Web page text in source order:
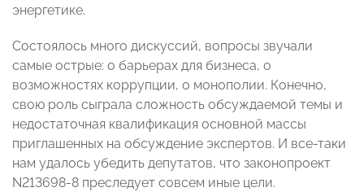
энергетике.
Состоялось много дискуссий, вопросы звучали
самые острые: о барьерах для бизнеса, о
возможностях коррупции, о монополии. Конечно,
свою роль сыграла сложность обсуждаемой темы и
недостаточная квалификация основной массы
приглашенных на обсуждение экспертов. И все-таки
нам удалось убедить депутатов, что законопроект
N213698-8 преследует совсем иные цели.